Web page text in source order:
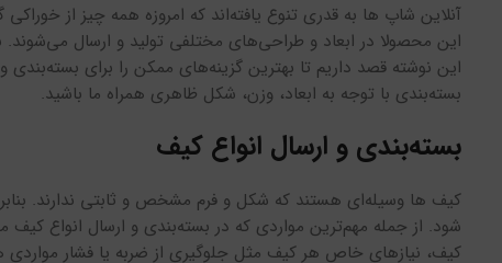
آنلاین شاپ ها به قدری تنوع یافته‌اند که امروزه همه چیز از
این محصولا در ابعاد و طراحی‌های مختلفی تولید و ارسال می‌شوند.
این نوشته قصد داریم تا بهترین گزینه‌های ممکن را برای
بسته‌بندی با توجه به ابعاد، وزن، شکل ظاهری همراه ما باشید.
بسته‌بندی و ارسال انواع کیف
کیف ها وسیله‌ای هستند که شکل و فرم مشخص و ثابتی ندارند.
شود. از جمله مهم‌ترین مواردی که در بسته‌بندی و ارسال انواع
کیف، نیازهای خاص هر کیف مثل جلوگیری از ضربه یا فشار